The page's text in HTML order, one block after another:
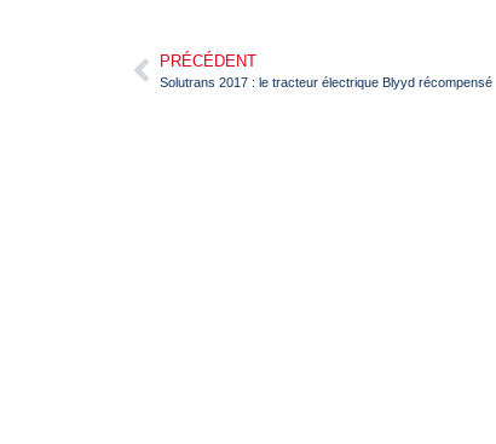
PRÉCÉDENT
Solutrans 2017 : le tracteur électrique Blyyd récompensé